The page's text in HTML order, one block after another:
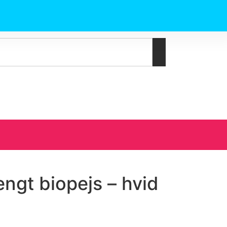
biopejs – hvid